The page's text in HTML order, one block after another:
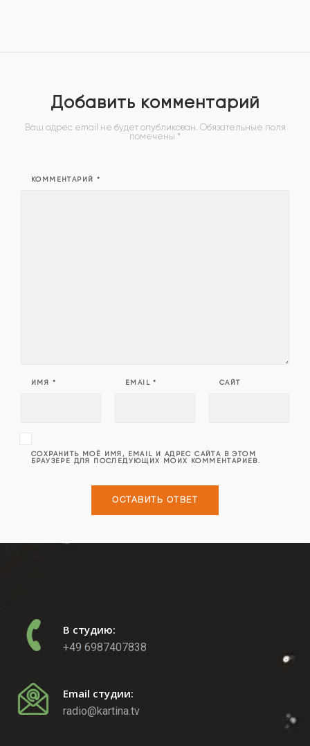
Добавить комментарий
Ваш адрес email не будет опубликован. Обязательные поля
помечены *
КОММЕНТАРИЙ *
ИМЯ * EMAIL* САЙТ
СОХРАНИТЬ МОЁ ИМЯ, EMAIL И АДРЕС САЙТА В ЭТОМ
БРАУЗЕРЕ ДЛЯ ПОСЛЕДУЮЩИХ МОИХ КОММЕНТАРИЕВ.
В студию:
+49 6987407838
Email студии:
radio@kartina.tv